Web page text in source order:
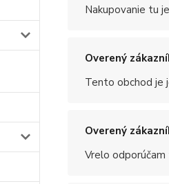
Nakupovanie tu
Overený
Tento obchod je
Overený
Vrelo